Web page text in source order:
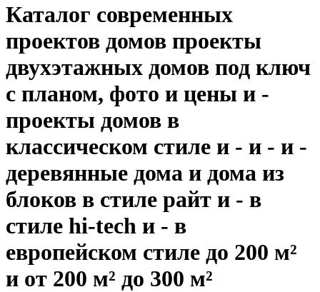
Каталог современных
проектов домов проекты
двухэтажных домов под ключ
с планом, фото и цены и -
проекты домов в
классическом стиле и - и - и -
деревянные дома и дома из
блоков в стиле райт и - в
стиле hi-tech и - в
европейском стиле до 200 м²
и от 200 м² до 300 м²